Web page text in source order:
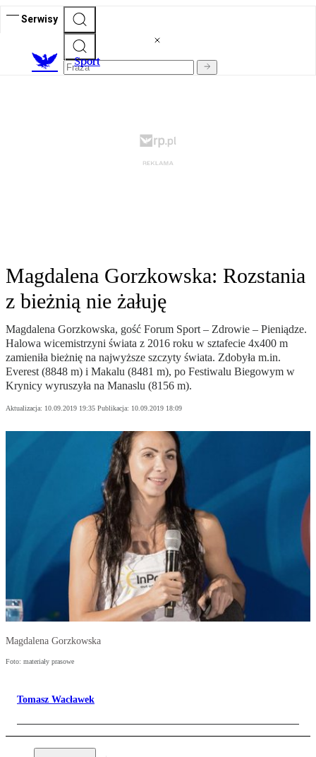
Serwisy
Sport
Magdalena Gorzkowska: Rozstania
z bieżnią nie żałuję
Magdalena Gorzkowska, gość Forum Sport – Zdrowie – Pieniądze.
Halowa wicemistrzyni świata z 2016 roku w sztafecie 4x400 m
zamieniła bieżnię na najwyższe szczyty świata. Zdobyła m.in.
Everest (8848 m) i Makalu (8481 m), po Festiwalu Biegowym w
Krynicy wyruszyła na Manaslu (8156 m).
Aktualizacja: 10.09.2019 19:35 Publikacja: 10.09.2019 18:09
Magdalena Gorzkowska
Foto: materiały prasowe
Tomasz Wacławek